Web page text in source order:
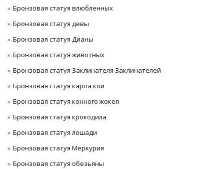
Бронзовая статуя влюбленных
Бронзовая статуя девы
Бронзовая статуя Дианы
Бронзовая статуя животных
Бронзовая статуя Заклинателя Заклинателей
Бронзовая статуя карпа кои
Бронзовая статуя конного жокея
Бронзовая статуя крокодила
Бронзовая статуя лошади
Бронзовая статуя Меркурия
Бронзовая статуя обезьяны